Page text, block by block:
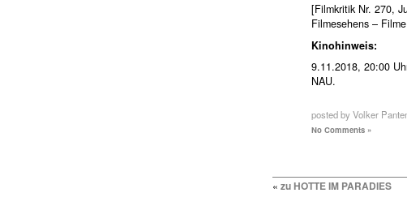
[Filmkritik Nr. 270,
Filmesehens –
Kinohinweis:
9.11.2018, 20:00
NAU.
posted by Volker
No Comments »
« zu HOTTE IM PARADIES